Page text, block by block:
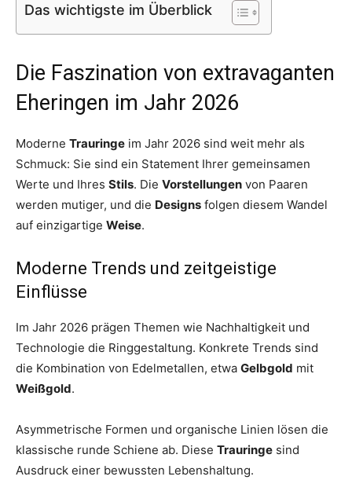
Das wichtigste im Überblick
Die Faszination von extravaganten
Eheringen im Jahr 2026
Moderne Trauringe im Jahr 2026 sind weit mehr als
Schmuck: Sie sind ein Statement Ihrer gemeinsamen
Werte und Ihres Stils. Die Vorstellungen von Paaren
werden mutiger, und die Designs folgen diesem Wandel
auf einzigartige Weise.
Moderne Trends und zeitgeistige
Einflüsse
Im Jahr 2026 prägen Themen wie Nachhaltigkeit und
Technologie die Ringgestaltung. Konkrete Trends sind
die Kombination von Edelmetallen, etwa Gelbgold mit
Weißgold.
Asymmetrische Formen und organische Linien lösen die
klassische runde Schiene ab. Diese Trauringe sind
Ausdruck einer bewussten Lebenshaltung.